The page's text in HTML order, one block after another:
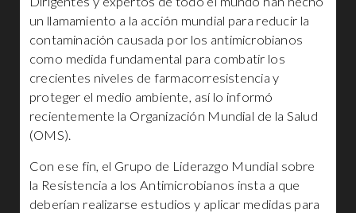
un llamamiento a la acción mundial para reducir la
contaminación causada por los antimicrobianos
como medida fundamental para combatir los
crecientes niveles de farmacorresistencia y
proteger el medio ambiente, así lo informó
recientemente la Organización Mundial de la Salud
(OMS).
Con ese fin, el Grupo de Liderazgo Mundial sobre
la Resistencia a los Antimicrobianos insta a que
deberían realizarse estudios y aplicar medidas para